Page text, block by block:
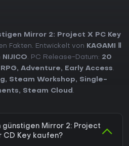
Mirror 2: Project X PC Key
Fakten. Entwickelt von
KAGAMI Ⅱ
NIJICO. PC Release-Datum: 20
RPG, Adventure, Early Access.
, Steam Workshop, Single-
, Steam Cloud .
günstigen Mirror 2: Project
CD Key kaufen?